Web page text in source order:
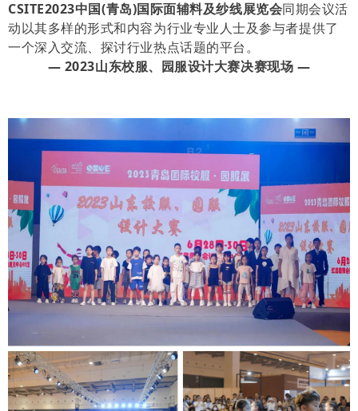
CSITE2023中国(青岛)国际面辅料及纱线展览会同期会议活
动以其多样的形式和内容为行业专业人士及参与者提供了
一个深入交流、探讨行业热点话题的平台。
— 2023山东校服、园服设计大赛决赛现场 —